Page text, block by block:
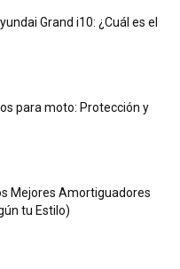
Grand i10: ¿Cuál es el
para moto: Protección y
Mejores Amortiguadores
tu Estilo)